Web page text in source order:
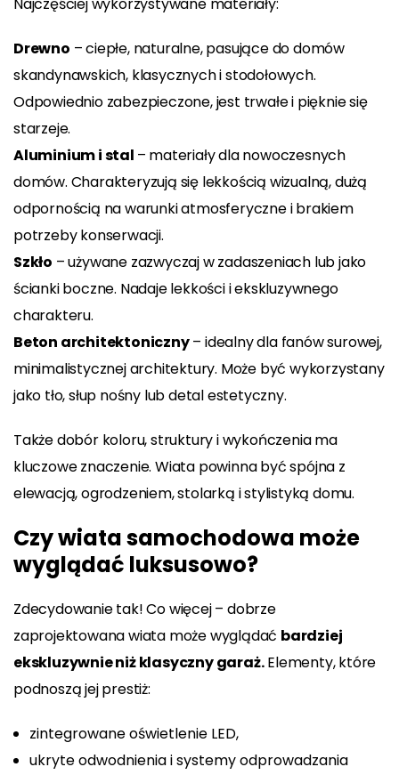
Drewno – ciepłe, naturalne, pasujące do domów
skandynawskich, klasycznych i stodołowych.
Odpowiednio zabezpieczone, jest trwałe i pięknie się
starzeje.
Aluminium i stal – materiały dla nowoczesnych
domów. Charakteryzują się lekkością wizualną, dużą
odpornością na warunki atmosferyczne i brakiem
potrzeby konserwacji.
Szkło – używane zazwyczaj w zadaszeniach lub jako
ścianki boczne. Nadaje lekkości i ekskluzywnego
charakteru.
Beton architektoniczny– idealny dla fanów surowej,
minimalistycznej architektury. Może być wykorzystany
jako tło, słup nośny lub detal estetyczny.
Także dobór koloru, struktury i wykończenia ma
kluczowe znaczenie. Wiata powinna być spójna z
elewacją, ogrodzeniem, stolarką i stylistyką domu.
Czy wiata samochodowa może
wyglądać luksusowo?
Zdecydowanie tak! Co więcej – dobrze
zaprojektowana wiata może wyglądać bardziej
ekskluzywnie niż klasyczny garaż.Elementy, które
podnoszą jej prestiż:
zintegrowane oświetlenie LED,
ukryte odwodnienia i systemy odprowadzania